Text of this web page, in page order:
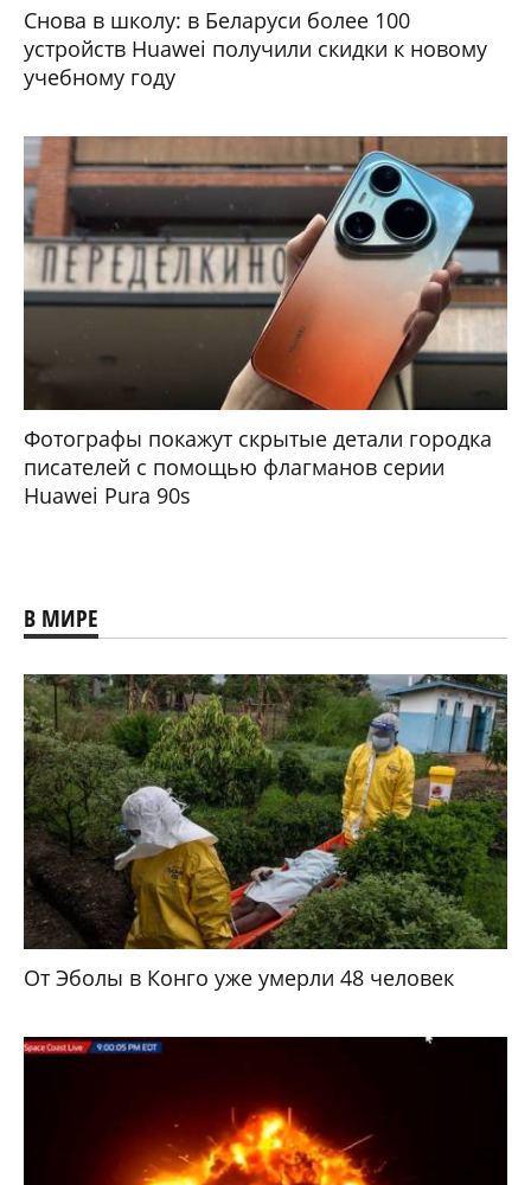
Снова в школу: в Беларуси более 100
устройств Huawei получили скидки к новому
учебному году
Фотографы покажут скрытые детали городка
писателей с помощью флагманов серии
Huawei Pura 90s
В МИРЕ
От Эболы в Конго уже умерли 48 человек